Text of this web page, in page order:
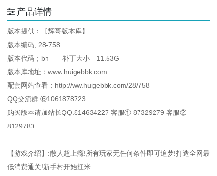
产品详情
版本提供：【辉哥版本库】
版本编码; 28-758
版本代码；bh 补丁大小；11.53G
版本库地址：www.huigebbk.com
配套网站查看；http://ww.huigebbk.com/28/758
QQ交流群:⑥1061878723
购买版本请加站长QQ:814634227 客服① 87329279 客服②
8129780
【游戏介绍】:散人超上瘾!所有玩家无任何条件即可追梦!打造全网最
低消费通关!新手村开始扛米